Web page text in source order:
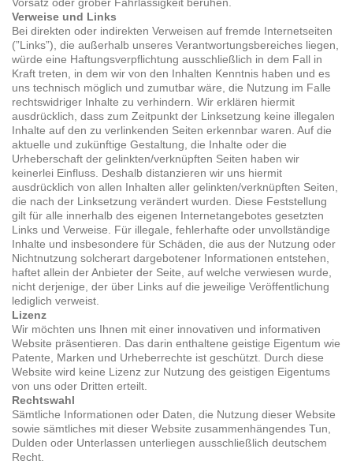
Verweise und Links
Bei direkten oder indirekten Verweisen auf fremde Internetseiten
(”Links”), die außerhalb unseres Verantwortungsbereiches liegen,
würde eine Haftungsverpflichtung ausschließlich in dem Fall in
Kraft treten, in dem wir von den Inhalten Kenntnis haben und es
uns technisch möglich und zumutbar wäre, die Nutzung im Falle
rechtswidriger Inhalte zu verhindern. Wir erklären hiermit
ausdrücklich, dass zum Zeitpunkt der Linksetzung keine illegalen
Inhalte auf den zu verlinkenden Seiten erkennbar waren. Auf die
aktuelle und zukünftige Gestaltung, die Inhalte oder die
Urheberschaft der gelinkten/verknüpften Seiten haben wir
keinerlei Einfluss. Deshalb distanzieren wir uns hiermit
ausdrücklich von allen Inhalten aller gelinkten/verknüpften Seiten,
die nach der Linksetzung verändert wurden. Diese Feststellung
gilt für alle innerhalb des eigenen Internetangebotes gesetzten
Links und Verweise. Für illegale, fehlerhafte oder unvollständige
Inhalte und insbesondere für Schäden, die aus der Nutzung oder
Nichtnutzung solcherart dargebotener Informationen entstehen,
haftet allein der Anbieter der Seite, auf welche verwiesen wurde,
nicht derjenige, der über Links auf die jeweilige Veröffentlichung
lediglich verweist.
Lizenz
Wir möchten uns Ihnen mit einer innovativen und informativen
Website präsentieren. Das darin enthaltene geistige Eigentum wie
Patente, Marken und Urheberrechte ist geschützt. Durch diese
Website wird keine Lizenz zur Nutzung des geistigen Eigentums
von uns oder Dritten erteilt.
Rechtswahl
Sämtliche Informationen oder Daten, die Nutzung dieser Website
sowie sämtliches mit dieser Website zusammenhängendes Tun,
Dulden oder Unterlassen unterliegen ausschließlich deutschem
Recht.